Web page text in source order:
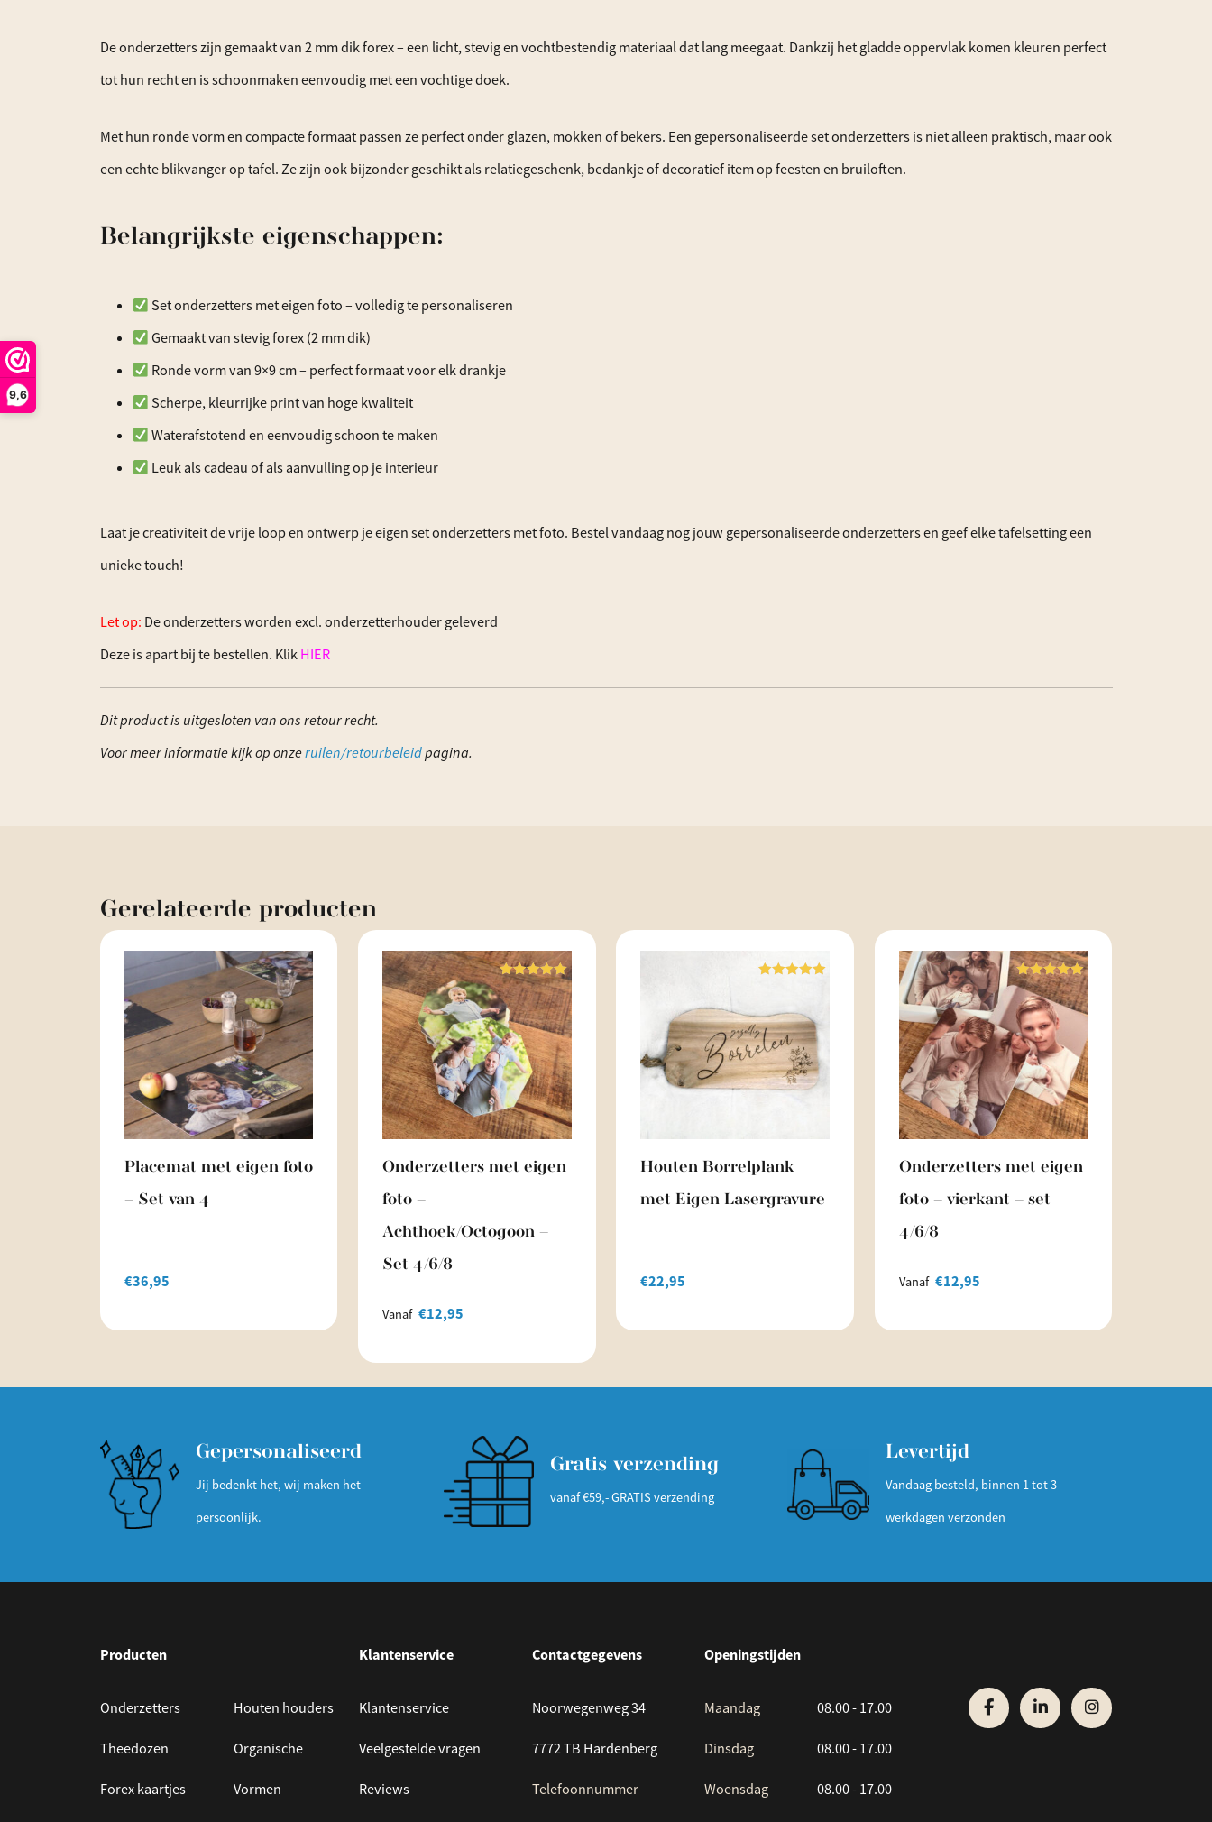
9,6
De onderzetters zijn gemaakt van 2 mm dik forex – een licht, stevig en vochtbestendig materiaal dat lang meegaat. Dankzij het gladde oppervlak komen kleuren perfect
tot hun recht en is schoonmaken eenvoudig met een vochtige doek.
Met hun ronde vorm en compacte formaat passen ze perfect onder glazen, mokken of bekers. Een gepersonaliseerde set onderzetters is niet alleen praktisch, maar ook
een echte blikvanger op tafel. Ze zijn ook bijzonder geschikt als relatiegeschenk, bedankje of decoratief item op feesten en bruiloften.
Belangrijkste eigenschappen:
Set onderzetters met eigen foto – volledig te personaliseren
Gemaakt van stevig forex (2 mm dik)
Ronde vorm van 9×9 cm – perfect formaat voor elk drankje
Scherpe, kleurrijke print van hoge kwaliteit
Waterafstotend en eenvoudig schoon te maken
Leuk als cadeau of als aanvulling op je interieur
Laat je creativiteit de vrije loop en ontwerp je eigen set onderzetters met foto. Bestel vandaag nog jouw gepersonaliseerde onderzetters en geef elke tafelsetting een
unieke touch!
Let op: De onderzetters worden excl. onderzetterhouder geleverd
Deze is apart bij te bestellen. Klik HIER
Dit product is uitgesloten van ons retour recht.
Voor meer informatie kijk op onzeruilen/retourbeleidpagina.
Gerelateerde producten
Placemat met eigen foto
– Set van 4
€36,95
Onderzetters met eigen
foto –
Achthoek/Octogoon –
Set 4/6/8
Waardering
5.00
uit 5
Vanaf €12,95
Houten Borrelplank
met Eigen Lasergravure
uit 5
€22,95
Onderzetters met eigen
foto – vierkant – set
4/6/8
Waardering
5.00
uit 5
Vanaf €12,95
Gepersonaliseerd
Jij bedenkt het, wij maken het
persoonlijk.
Gratis verzending
vanaf €59,- GRATIS verzending
Levertijd
Vandaag besteld, binnen 1 tot 3
werkdagen verzonden
Producten
Onderzetters
Theedozen
Forex kaartjes
Houten houders
Organische
Vormen
Klantenservice
Klantenservice
Veelgestelde vragen
Reviews
Contactgegevens
Noorwegenweg 34
7772 TB Hardenberg
Telefoonnummer
Openingstijden
Maandag 08.00 - 17.00
Dinsdag 08.00 - 17.00
Woensdag 08.00 - 17.00